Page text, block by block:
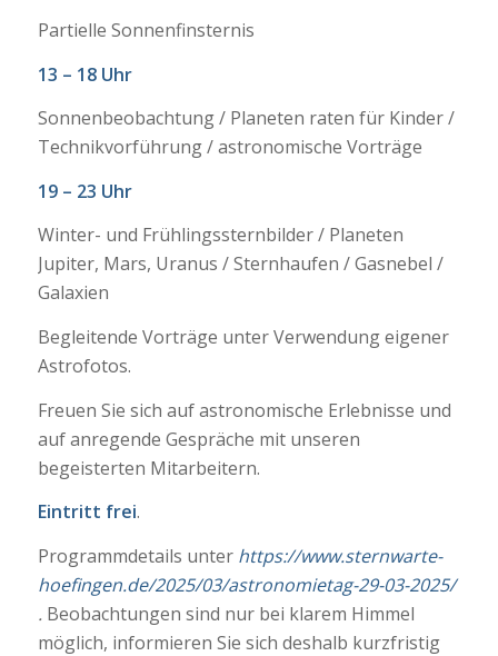
Partielle Sonnenfinsternis
13 – 18 Uhr
Sonnenbeobachtung / Planeten raten für Kinder /
Technikvorführung / astronomische Vorträge
19 – 23 Uhr
Winter- und Frühlingssternbilder / Planeten
Jupiter, Mars, Uranus / Sternhaufen / Gasnebel /
Galaxien
Begleitende Vorträge unter Verwendung eigener
Astrofotos.
Freuen Sie sich auf astronomische Erlebnisse und
auf anregende Gespräche mit unseren
begeisterten Mitarbeitern.
Eintritt frei.
Programmdetails unter https://www.sternwarte-
hoefingen.de/2025/03/astronomietag-29-03-2025/
. Beobachtungen sind nur bei klarem Himmel
möglich, informieren Sie sich deshalb kurzfristig